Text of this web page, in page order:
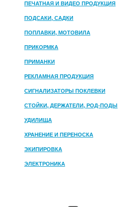
ПЕЧАТНАЯ И ВИДЕО ПРОДУКЦИЯ
ПОДСАКИ, САДКИ
ПОПЛАВКИ, МОТОВИЛА
ПРИКОРМКА
ПРИМАНКИ
РЕКЛАМНАЯ ПРОДУКЦИЯ
СИГНАЛИЗАТОРЫ ПОКЛЕВКИ
СТОЙКИ, ДЕРЖАТЕЛИ, РОД-ПОДЫ
УДИЛИЩА
ХРАНЕНИЕ И ПЕРЕНОСКА
ЭКИПИРОВКА
ЭЛЕКТРОНИКА